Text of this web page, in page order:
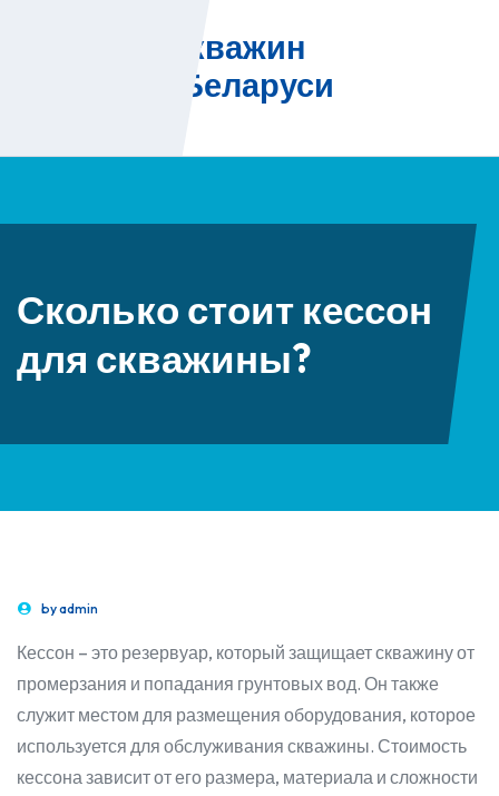
Бурение скважин
на воду в Беларуси
Сколько стоит кессон
для скважины?
byadmin
Кессон – это резервуар, который защищает скважину от
промерзания и попадания грунтовых вод. Он также
служит местом для размещения оборудования, которое
используется для обслуживания скважины. Стоимость
кессона зависит от его размера, материала и сложности